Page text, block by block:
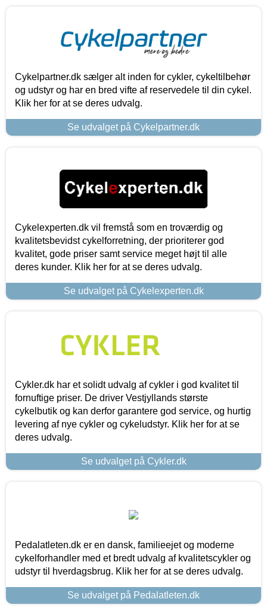
Cykelpartner.dk sælger alt inden for cykler, cykeltilbehør
og udstyr og har en bred vifte af reservedele til din cykel.
Klik her for at se deres udvalg.
Se udvalget på Cykelpartner.dk
Cykelexperten.dk vil fremstå som en troværdig og
kvalitetsbevidst cykelforretning, der prioriterer god
kvalitet, gode priser samt service meget højt til alle
deres kunder. Klik her for at se deres udvalg.
Se udvalget på Cykelexperten.dk
Cykler.dk har et solidt udvalg af cykler i god kvalitet til
fornuftige priser. De driver Vestjyllands største
cykelbutik og kan derfor garantere god service, og hurtig
levering af nye cykler og cykeludstyr. Klik her for at se
deres udvalg.
Se udvalget på Cykler.dk
Pedalatleten.dk er en dansk, familieejet og moderne
cykelforhandler med et bredt udvalg af kvalitetscykler og
udstyr til hverdagsbrug. Klik her for at se deres udvalg.
Se udvalget på Pedalatleten.dk